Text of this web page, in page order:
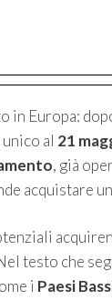
in Europa:
al 21
, già
acquistare
testo che
i Paesi